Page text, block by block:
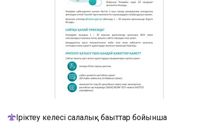
Іріктеу келесі салалық бағыттар бойынша